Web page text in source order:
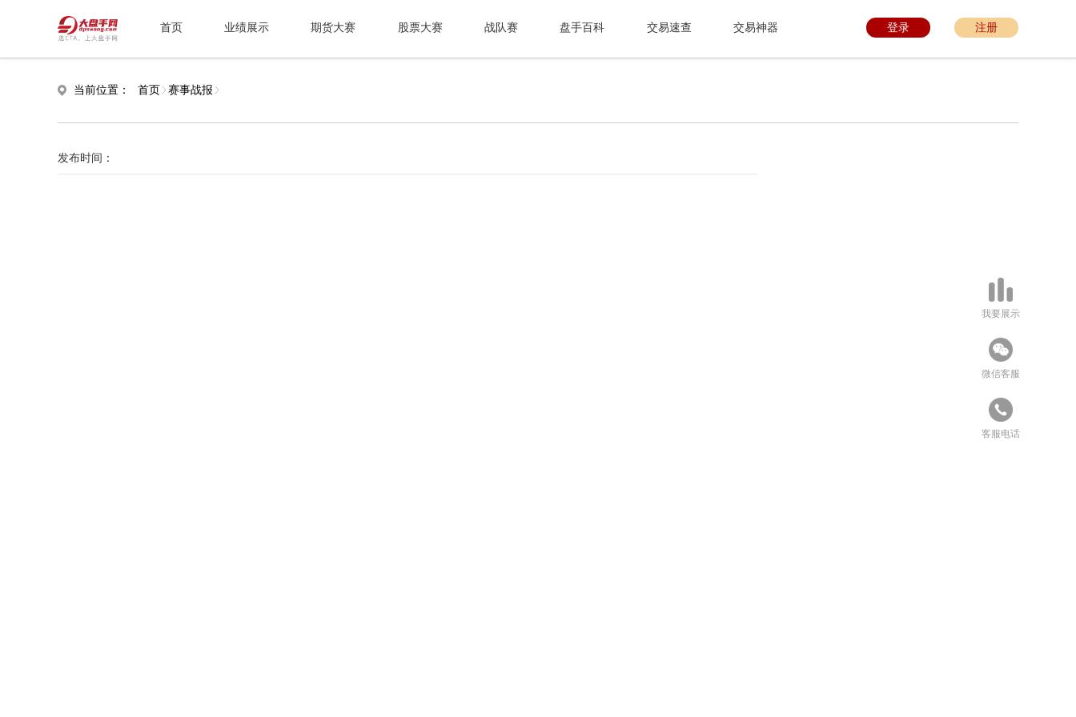
首页 业绩展示 期货大赛 股票大赛 战队赛 盘手百科 交易速查 交易神器 登录 注册
当前位置： 首页 赛事战报
发布时间：
我要展示
微信客服
客服电话